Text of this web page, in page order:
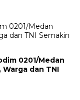
0201/Medan
dan TNI